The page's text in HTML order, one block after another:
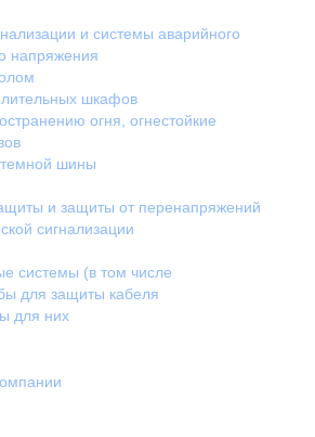
и системы аварийного
напряжения
шкафов
огня, огнестойкие
шины
и защиты от перенапряжений
сигнализации
системы (в том числе
для защиты кабеля
для них